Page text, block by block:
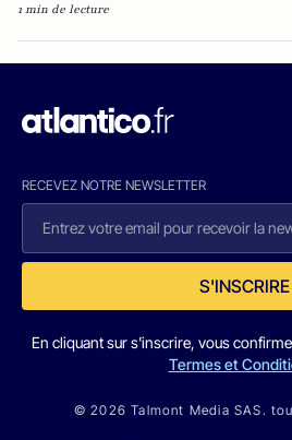
1 min de lecture
RECEVEZ NOTRE NEWSLETTER
S'INSCRIRE
En cliquant sur s'inscrire, vous
Termes et
© 2026 Talmont Media SAS.